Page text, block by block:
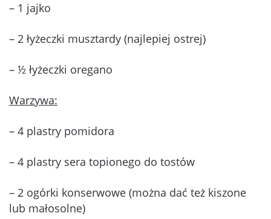
– 1 jajko
– 2 łyżeczki musztardy (najlepiej ostrej)
– ½ łyżeczki oregano
Warzywa:
– 4 plastry pomidora
– 4 plastry sera topionego do tostów
– 2 ogórki konserwowe (można dać też kiszone
lub małosolne)